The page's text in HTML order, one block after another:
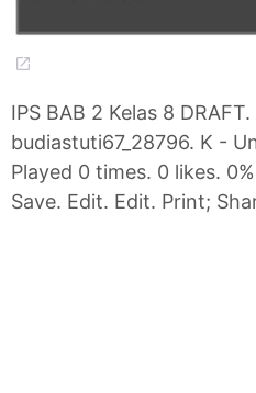
IPS BAB 2 Kelas 8
budiastuti67_28796. K -
Played 0 times. 0 likes.
Save. Edit. Edit. Print;